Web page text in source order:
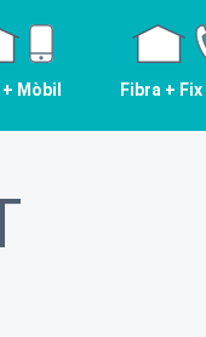
Mòbil Fibra +